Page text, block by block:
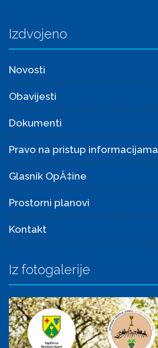
Izdvojeno
Novosti
Obavijesti
Dokumenti
Pravo na pristup informacijama
Glasnik OpÄ‡ine
Prostorni planovi
Kontakt
Iz fotogalerije